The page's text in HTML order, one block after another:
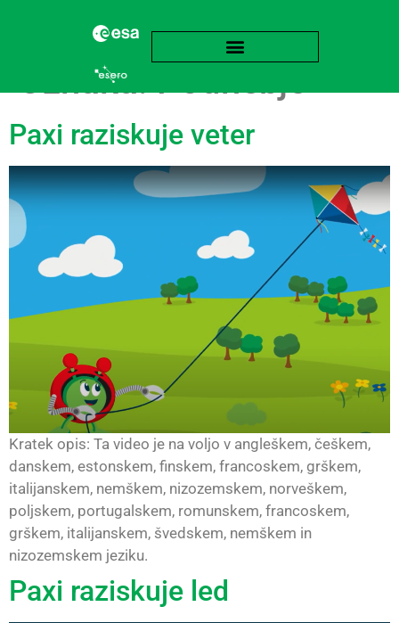
Oznaka:Podnebje
Paxi raziskuje veter
Kratek opis: Ta video je na voljo v angleškem, češkem,
danskem, estonskem, finskem, francoskem, grškem,
italijanskem, nemškem, nizozemskem, norveškem,
poljskem, portugalskem, romunskem, francoskem,
grškem, italijanskem, švedskem, nemškem in
nizozemskem jeziku.
Paxi raziskuje led